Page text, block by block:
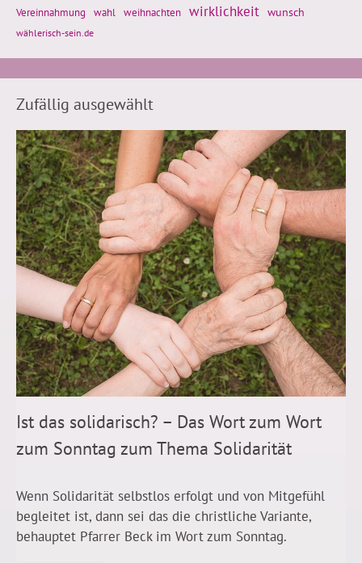
Vereinnahmung wahl weihnachten wirklichkeit wunsch
wählerisch-sein.de
Zufällig ausgewählt
Ist das solidarisch? – Das Wort zum Wort
zum Sonntag zum Thema Solidarität
Wenn Solidarität selbstlos erfolgt und von Mitgefühl
begleitet ist, dann sei das die christliche Variante,
behauptet Pfarrer Beck im Wort zum Sonntag.